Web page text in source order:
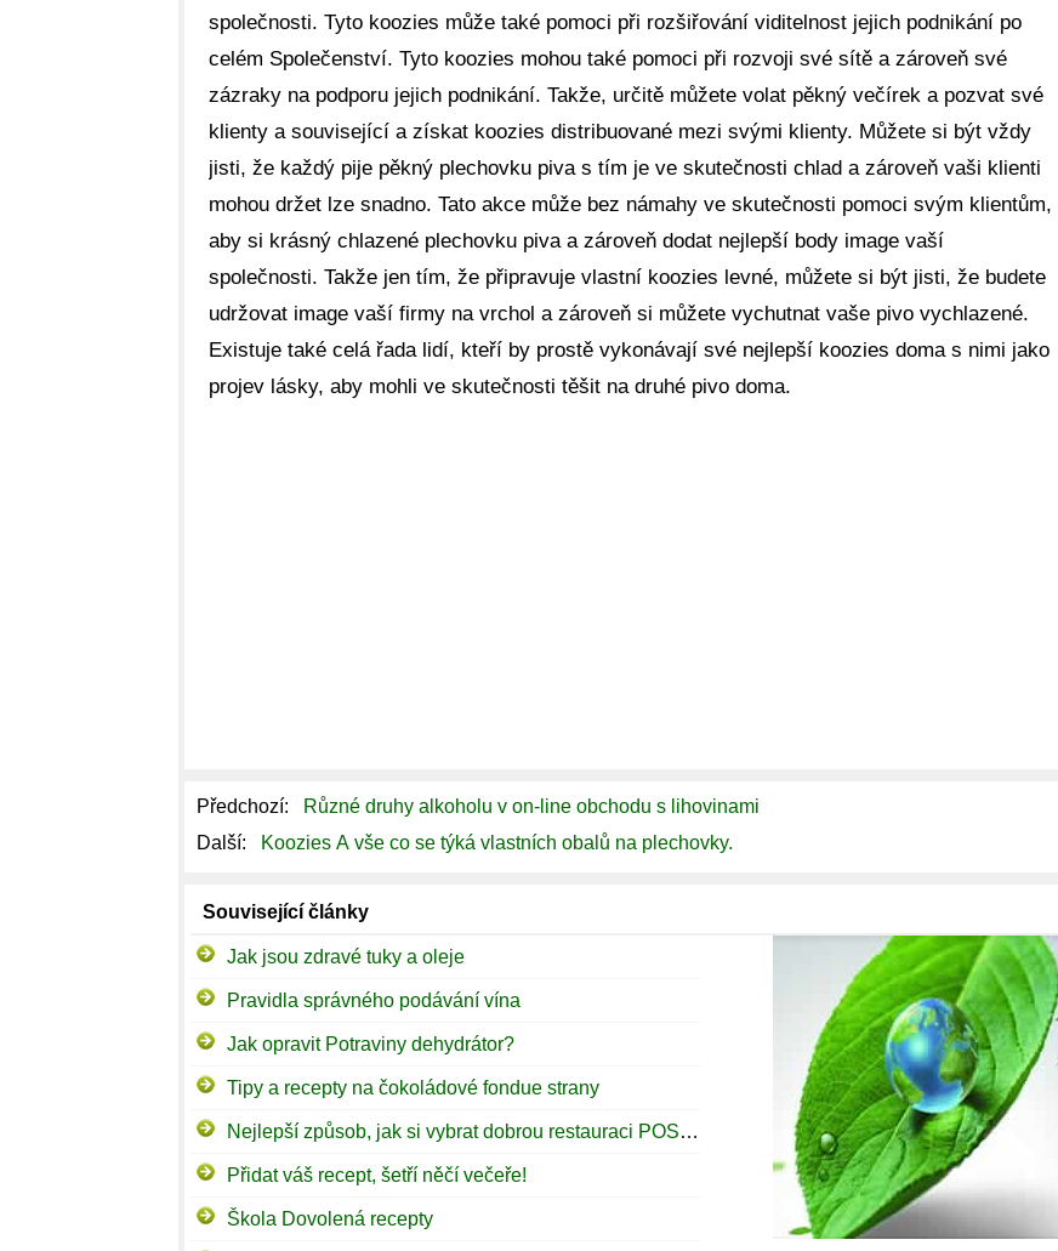
společnosti. Tyto koozies může také pomoci při rozšiřování viditelnost jejich podnikání po
celém Společenství. Tyto koozies mohou také pomoci při rozvoji své sítě a zároveň své
zázraky na podporu jejich podnikání. Takže, určitě můžete volat pěkný večírek a pozvat své
klienty a související a získat koozies distribuované mezi svými klienty. Můžete si být vždy
jisti, že každý pije pěkný plechovku piva s tím je ve skutečnosti chlad a zároveň vaši klienti
mohou držet lze snadno. Tato akce může bez námahy ve skutečnosti pomoci svým klientům,
aby si krásný chlazené plechovku piva a zároveň dodat nejlepší body image vaší
společnosti. Takže jen tím, že připravuje vlastní koozies levné, můžete si být jisti, že budete
udržovat image vaší firmy na vrchol a zároveň si můžete vychutnat vaše pivo vychlazené.
Existuje také celá řada lidí, kteří by prostě vykonávají své nejlepší koozies doma s nimi jako
projev lásky, aby mohli ve skutečnosti těšit na druhé pivo doma.
Předchozí:
Různé druhy alkoholu v on-line obchodu s lihovinami
Další:
Koozies A vše co se týká vlastních obalů na plechovky.
Související články
Jak jsou zdravé tuky a oleje
Pravidla správného podávání vína
Jak opravit Potraviny dehydrátor?
Tipy a recepty na čokoládové fondue strany
Nejlepší způsob, jak si vybrat dobrou restauraci POS software
Přidat váš recept, šetří něčí večeře!
Škola Dovolená recepty